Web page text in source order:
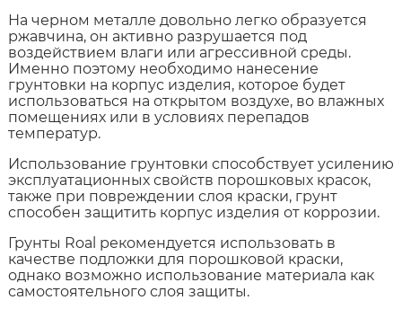
На черном металле довольно легко образуется
ржавчина, он активно разрушается под
воздействием влаги или агрессивной среды.
Именно поэтому необходимо нанесение
грунтовки на корпус изделия, которое будет
использоваться на открытом воздухе, во влажных
помещениях или в условиях перепадов
температур.
Использование грунтовки способствует усилению
эксплуатационных свойств порошковых красок,
также при повреждении слоя краски, грунт
способен защитить корпус изделия от коррозии.
Грунты Roal рекомендуется использовать в
качестве подложки для порошковой краски,
однако возможно использование материала как
самостоятельного слоя защиты.